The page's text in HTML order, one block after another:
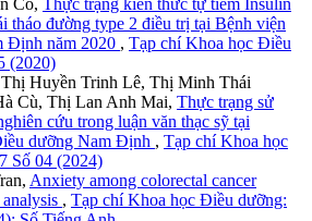
Cồ, Thực trạng kiến thức tự tiêm Insulin
tháo đường type 2 điều trị tại Bệnh viện
Định năm 2020 , Tạp chí Khoa học Điều
(2020)
Huyền Trinh Lê, Thị Minh Thái
Cù, Thị Lan Anh Mai, Thực trạng sử
cứu trong luận văn thạc sỹ tại
dưỡng Nam Định , Tạp chí Khoa học
Số 04 (2024)
Anxiety among colorectal cancer
, Tạp chí Khoa học Điều dưỡng: